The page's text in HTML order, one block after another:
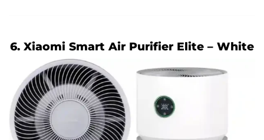
6. Xiaomi Smart Air Purifier Elite – White